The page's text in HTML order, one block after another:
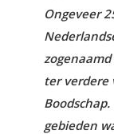
Ongeveer
zogenaamd
ter verdere
gebieden